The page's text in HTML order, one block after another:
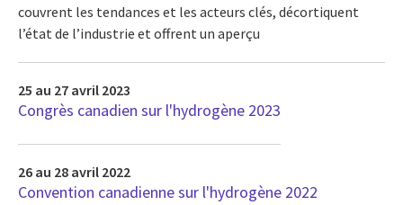
couvrent les tendances et les acteurs clés, décortiquent
l’état de l’industrie et offrent un aperçu
25 au 27 avril 2023
Congrès canadien sur l'hydrogène 2023
26 au 28 avril 2022
Convention canadienne sur l'hydrogène 2022